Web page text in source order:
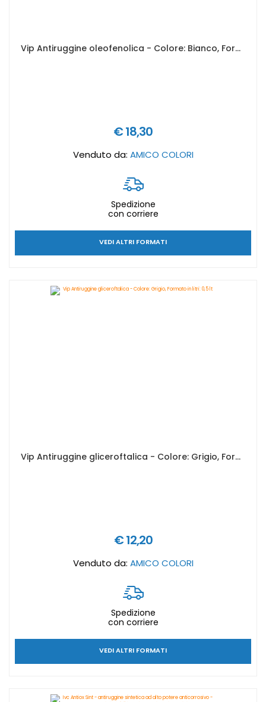
Vip Antiruggine oleofenolica - Colore: Bianco, Formato in litri: 0,5 lt
€ 18,30
Venduto da: AMICO COLORI
Spedizione
con corriere
VEDI ALTRI FORMATI
Vip Antiruggine gliceroftalica - Colore: Grigio, Formato in litri: 0,5 lt
€ 12,20
Venduto da: AMICO COLORI
Spedizione
con corriere
VEDI ALTRI FORMATI